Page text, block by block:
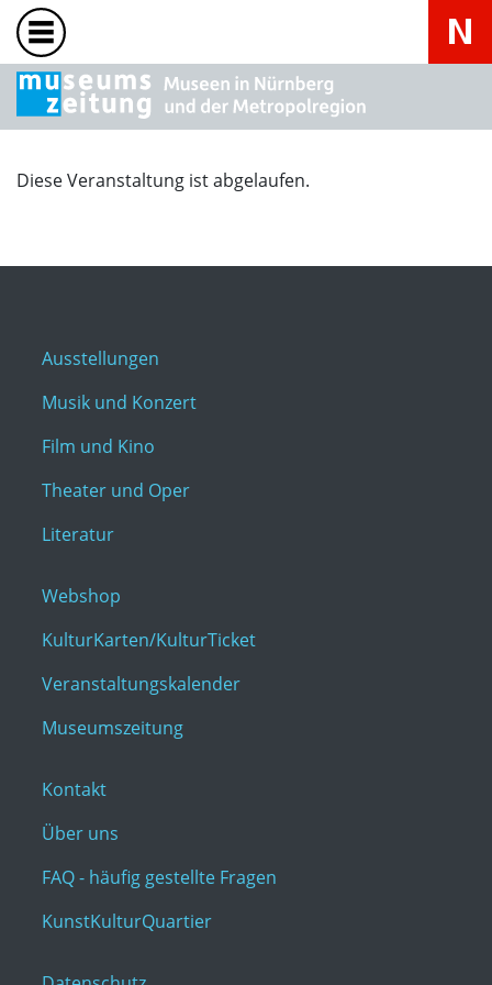
Diese Veranstaltung ist abgelaufen.
Ausstellungen
Musik und Konzert
Film und Kino
Theater und Oper
Literatur
Webshop
KulturKarten/KulturTicket
Veranstaltungskalender
Museumszeitung
Kontakt
Über uns
FAQ - häufig gestellte Fragen
KunstKulturQuartier